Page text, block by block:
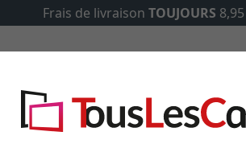
Frais de livraison TOUJOURS
Passe-partout Marques